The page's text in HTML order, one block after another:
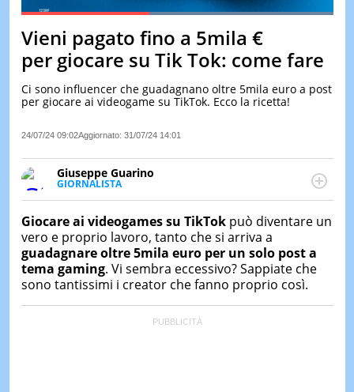
TEST
&
LE
DI
IERI
Pause Unmute
Loaded:100.00%
Vieni pagato fino a 5mila €
per giocare su Tik Tok: come fare
Ci sono influencer che guadagnano oltre 5mila euro a post
per giocare ai videogame su TikTok. Ecco la ricetta!
24/07/24 09:02Aggiornato: 31/07/24 14:01
Giuseppe Guarino
GIORNALISTA
Ph(D) in Diritto Comparato e processi di
integrazione e attivo nel campo della ricerca, in
particolare sulla Storia contemporanea di America
Latina e Spagna. Collabora con numerose testate ed
è presidente dell'Associazione Culturale "La
Biblioteca del Sannio".
Giocare ai videogames su TikTokpuò diventare un
vero e proprio lavoro, tanto che si arriva a
guadagnare oltre 5mila euro per un solo post a
tema gaming. Vi sembra eccessivo? Sappiate che
sono tantissimi i creator che fanno proprio così.